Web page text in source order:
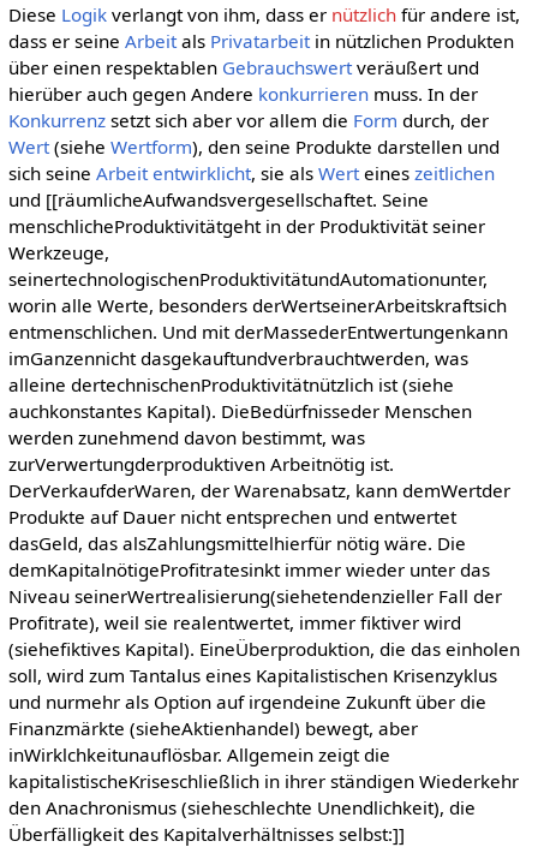
Diese Logikverlangt von ihm, dass er nützlichfür andere ist,
dass er seine Arbeitals Privatarbeitin nützlichen Produkten
über einen respektablen Gebrauchswertveräußert und
hierüber auch gegen Andere konkurrierenmuss. In der
Konkurrenzsetzt sich aber vor allem die Form durch, der
Wert(siehe Wertform), den seine Produkte darstellen und
sich seine Arbeit entwirklicht, sie als Werteines zeitlichen
und [[räumlicheAufwandsvergesellschaftet. Seine
menschlicheProduktivitätgeht in der Produktivität seiner
Werkzeuge,
seinertechnologischenProduktivitätundAutomationunter,
worin alle Werte, besonders derWertseinerArbeitskraftsich
entmenschlichen. Und mit derMassederEntwertungenkann
imGanzennicht dasgekauftundverbrauchtwerden, was
alleine dertechnischenProduktivitätnützlich ist (siehe
auchkonstantes Kapital). DieBedürfnisseder Menschen
werden zunehmend davon bestimmt, was
zurVerwertungderproduktiven Arbeitnötig ist.
DerVerkaufderWaren, der Warenabsatz, kann demWertder
Produkte auf Dauer nicht entsprechen und entwertet
dasGeld, das alsZahlungsmittelhierfür nötig wäre. Die
demKapitalnötigeProfitratesinkt immer wieder unter das
Niveau seinerWertrealisierung(siehetendenzieller Fall der
Profitrate), weil sie realentwertet, immer fiktiver wird
(siehefiktives Kapital). EineÜberproduktion, die das einholen
soll, wird zum Tantalus eines Kapitalistischen Krisenzyklus
und nurmehr als Option auf irgendeine Zukunft über die
Finanzmärkte (sieheAktienhandel) bewegt, aber
inWirklchkeitunauflösbar. Allgemein zeigt die
kapitalistischeKriseschließlich in ihrer ständigen Wiederkehr
den Anachronismus (sieheschlechte Unendlichkeit), die
Überfälligkeit des Kapitalverhältnisses selbst:]]